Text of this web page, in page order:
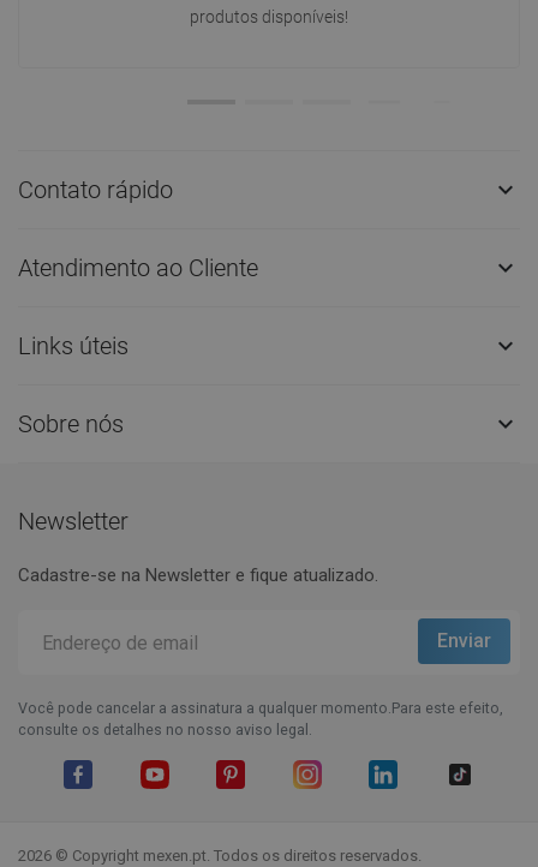
produtos disponíveis!
Contato rápido 
Atendimento ao Cliente 
Links úteis 
Sobre nós 
Newsletter
Cadastre-se na Newsletter e fique atualizado.
Você pode cancelar a assinatura a qualquer momento.Para este efeito,
consulte os detalhes no nosso aviso legal.
2026 © Copyright mexen.pt. Todos os direitos reservados.